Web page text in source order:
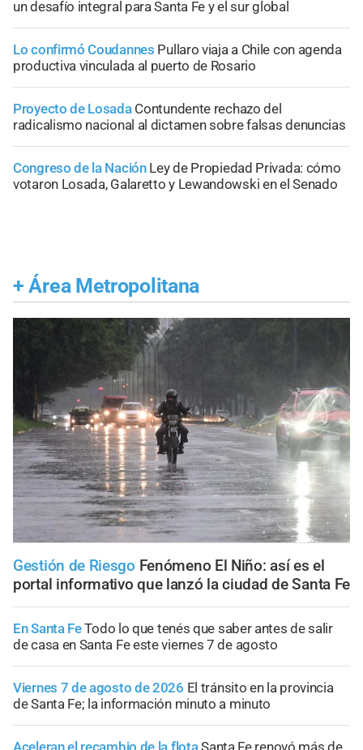
un desafío integral para Santa Fe y el sur global
Lo confirmó Coudannes Pullaro viaja a Chile con agenda
productiva vinculada al puerto de Rosario
Proyecto de Losada Contundente rechazo del
radicalismo nacional al dictamen sobre falsas denuncias
Congreso de la Nación Ley de Propiedad Privada: cómo
votaron Losada, Galaretto y Lewandowski en el Senado
+ Área Metropolitana
Gestión de Riesgo Fenómeno El Niño: así es el
portal informativo que lanzó la ciudad de Santa Fe
En Santa FeTodo lo que tenés que saber antes de salir
de casa en Santa Fe este viernes 7 de agosto
Viernes 7 de agosto de 2026 El tránsito en la provincia
de Santa Fe; la información minuto a minuto